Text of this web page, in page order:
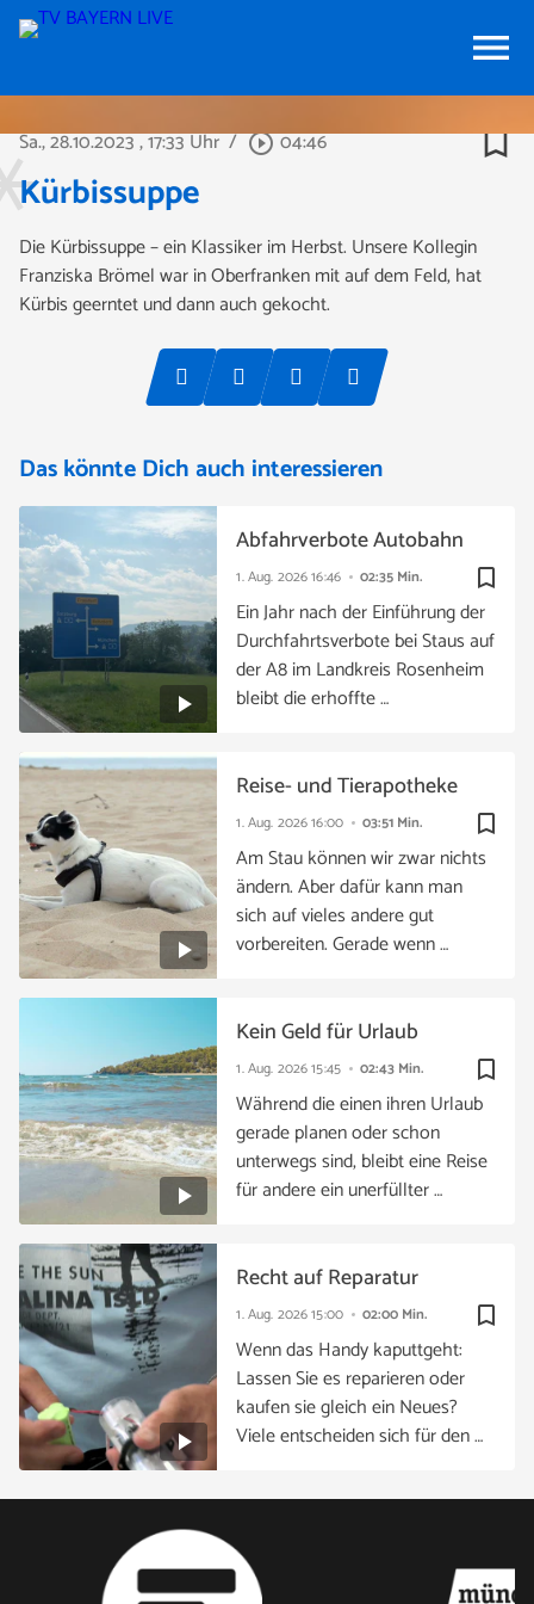
menu
Sa., 28.10.2023, 17:33 Uhr / play_circle_outline04:46 bookmark_border
Kürbissuppe
Die Kürbissuppe – ein Klassiker im Herbst. Unsere Kollegin
Franziska Brömel war in Oberfranken mit auf dem Feld, hat
Kürbis geerntet und dann auch gekocht.
Das könnte Dich auch interessieren
bookmark_border
1. Aug. 202616:46 02:35 Min.
Abfahrverbote Autobahn
Ein Jahr nach der Einführung der
Durchfahrtsverbote bei Staus auf
der A8 im Landkreis Rosenheim
bleibt die erhoffte …
bookmark_border
1. Aug. 202616:00 03:51 Min.
Reise- und Tierapotheke
Am Stau können wir zwar nichts
ändern. Aber dafür kann man
sich auf vieles andere gut
vorbereiten. Gerade wenn …
bookmark_border
1. Aug. 202615:45 02:43 Min.
Kein Geld für Urlaub
Während die einen ihren Urlaub
gerade planen oder schon
unterwegs sind, bleibt eine Reise
für andere ein unerfüllter …
bookmark_border
1. Aug. 202615:00 02:00 Min.
Recht auf Reparatur
Wenn das Handy kaputtgeht:
Lassen Sie es reparieren oder
kaufen sie gleich ein Neues?
Viele entscheiden sich für den …